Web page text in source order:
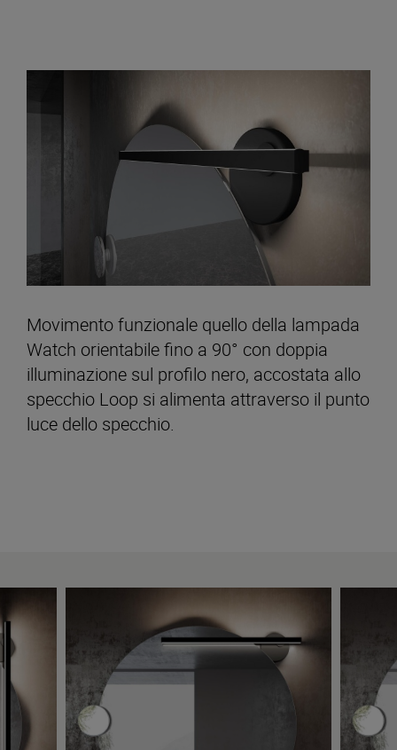
Movimento funzionale quello della lampada
Watch orientabile fino a 90° con doppia
illuminazione sul profilo nero, accostata allo
specchio Loop si alimenta attraverso il punto
luce dello specchio.